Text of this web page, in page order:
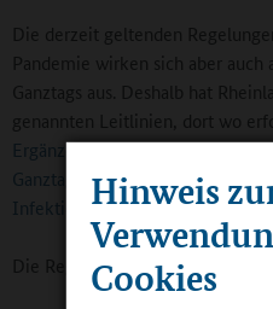
Hinweis
Cookies
Die derzeit geltenden
Pandemie wirken sich aber auch
Ganztags aus. Deshalb hat
genannten Leitlinien, dort wo
Ergänzende Hinweise für die
Ganztagsschule vor dem
Infektionsgeschehens (PDF,
Die Regelungen sind zunächst